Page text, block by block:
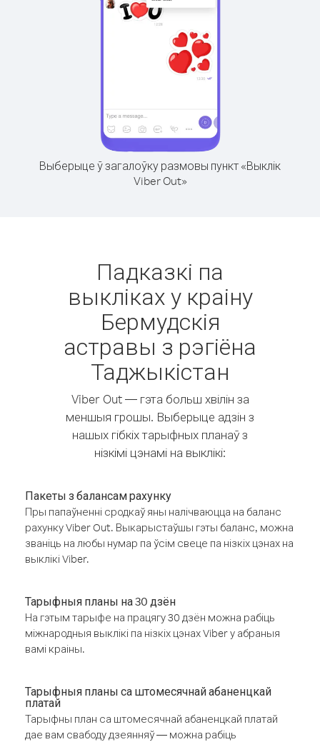
Выберыце ў загалоўку размовы пункт «Выклік
Viber Out»
Падказкі па
выкліках у краіну
Бермудскія
астравы з рэгіёна
Таджыкістан
Viber Out — гэта больш хвілін за
меншыя грошы. Выберыце адзін з
нашых гібкіх тарыфных планаў з
нізкімі цэнамі на выклікі:
Пакеты з балансам рахунку
Пры папаўненні сродкаў яны налічваюцца на баланс
рахунку Viber Out. Выкарыстаўшы гэты баланс, можна
званіць на любы нумар па ўсім свеце па нізкіх цэнах на
выклікі Viber.
Тарыфныя планы на 30 дзён
На гэтым тарыфе на працягу 30 дзён можна рабіць
міжнародныя выклікі па нізкіх цэнах Viber у абраныя
вамі краіны.
Тарыфныя планы са штомесячнай абаненцкай
платай
Тарыфны план са штомесячнай абаненцкай платай
дае вам свабоду дзеянняў — можна рабіць